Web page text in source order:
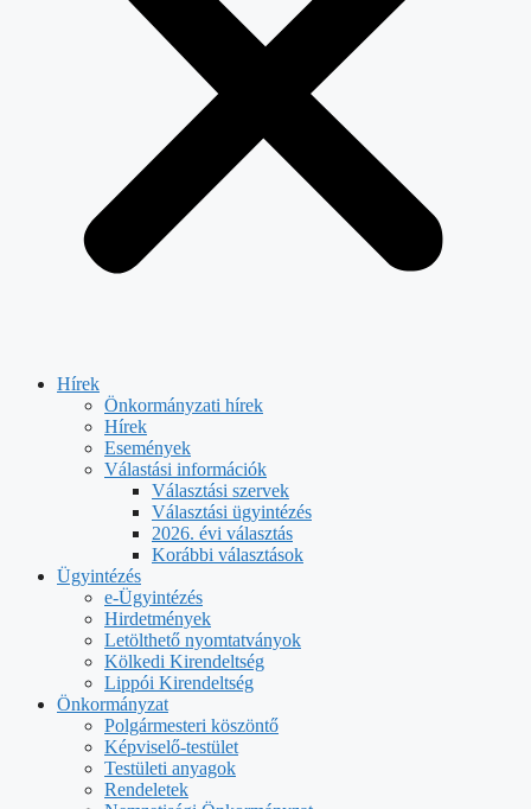
Hírek
Önkormányzati hírek
Hírek
Események
Válastási információk
Választási szervek
Választási ügyintézés
2026. évi választás
Korábbi választások
Ügyintézés
e-Ügyintézés
Hirdetmények
Letölthető nyomtatványok
Kölkedi Kirendeltség
Lippói Kirendeltség
Önkormányzat
Polgármesteri köszöntő
Képviselő-testület
Testületi anyagok
Rendeletek